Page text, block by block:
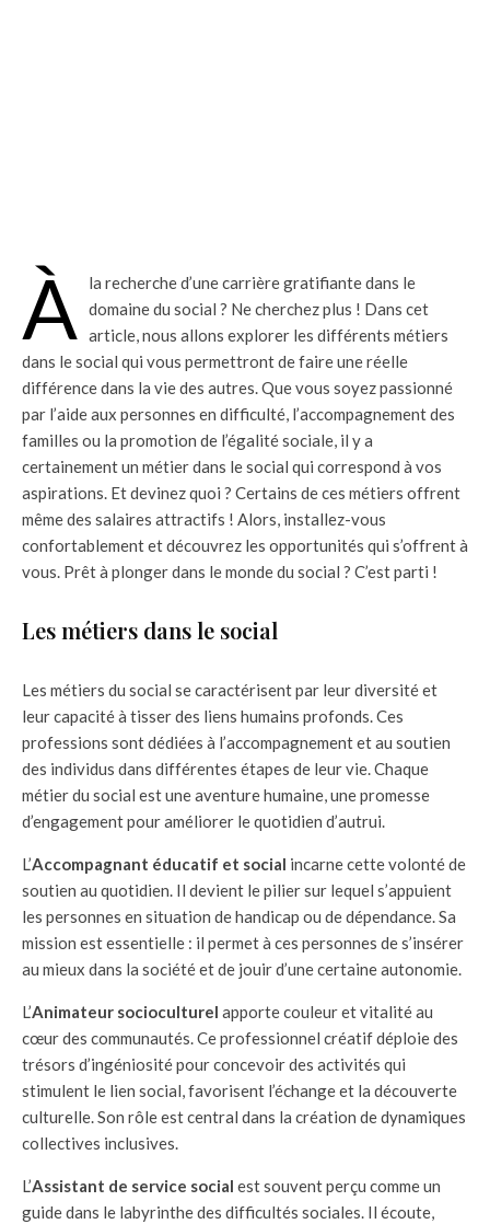
À
la recherche d’une carrière gratifiante dans le
domaine du social ? Ne cherchez plus ! Dans cet
article, nous allons explorer les différents métiers
dans le social qui vous permettront de faire une réelle
différence dans la vie des autres. Que vous soyez passionné
par l’aide aux personnes en difficulté, l’accompagnement des
familles ou la promotion de l’égalité sociale, il y a
certainement un métier dans le social qui correspond à vos
aspirations. Et devinez quoi ? Certains de ces métiers offrent
même des salaires attractifs ! Alors, installez-vous
confortablement et découvrez les opportunités qui s’offrent à
vous. Prêt à plonger dans le monde du social ? C’est parti !
Les métiers dans le social
Les métiers du social se caractérisent par leur diversité et
leur capacité à tisser des liens humains profonds. Ces
professions sont dédiées à l’accompagnement et au soutien
des individus dans différentes étapes de leur vie. Chaque
métier du social est une aventure humaine, une promesse
d’engagement pour améliorer le quotidien d’autrui.
L’Accompagnant éducatif et social incarne cette volonté de
soutien au quotidien. Il devient le pilier sur lequel s’appuient
les personnes en situation de handicap ou de dépendance. Sa
mission est essentielle : il permet à ces personnes de s’insérer
au mieux dans la société et de jouir d’une certaine autonomie.
L’Animateur socioculturel apporte couleur et vitalité au
cœur des communautés. Ce professionnel créatif déploie des
trésors d’ingéniosité pour concevoir des activités qui
stimulent le lien social, favorisent l’échange et la découverte
culturelle. Son rôle est central dans la création de dynamiques
collectives inclusives.
L’Assistant de service social est souvent perçu comme un
guide dans le labyrinthe des difficultés sociales. Il écoute,